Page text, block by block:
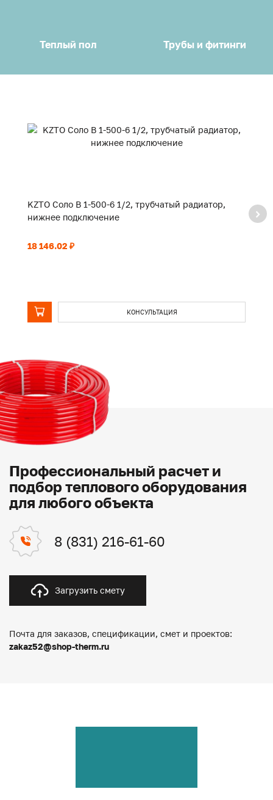
Теплый пол Трубы и фитинги
KZTO Соло В 1-500-6 1/2, трубчатый радиатор,
нижнее подключение
18 146.02 ₽
КОНСУЛЬТАЦИЯ
Профессиональный расчет и
подбор теплового оборудования
для любого объекта
8 (831) 216-61-60
Загрузить смету
Почта для заказов, спецификации, смет и проектов:
zakaz52@shop-therm.ru